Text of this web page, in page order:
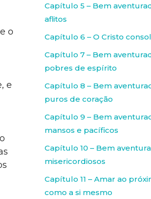
o
e
Capítulo 5 – Bem
aflitos
Capítulo 6 – O Cristo
Capítulo 7 – Bem
pobres de espírito
Capítulo 8 – Bem
puros de coração
Capítulo 9 – Bem
mansos e pacíficos
Capítulo 10 – Bem
misericordiosos
Capítulo 11 – Amar ao
como a si mesmo